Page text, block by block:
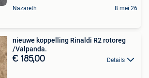
Nazareth 8 mei 26
nieuwe koppelling Rinaldi R2 rotoreg
/Valpanda.
€ 185,00 Details